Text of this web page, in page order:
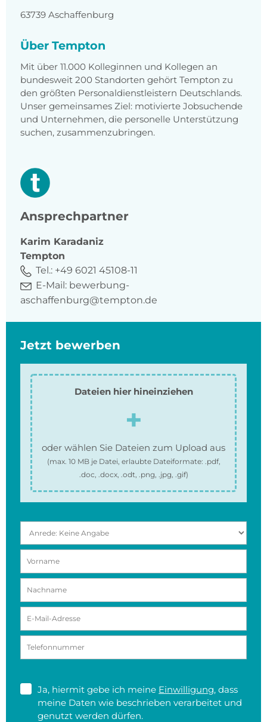
63739 Aschaffenburg
Über Tempton
Mit über 11.000 Kolleginnen und Kollegen an
bundesweit 200 Standorten gehört Tempton zu
den größten Personaldienstleistern Deutschlands.
Unser gemeinsames Ziel: motivierte Jobsuchende
und Unternehmen, die personelle Unterstützung
suchen, zusammenzubringen.
Ansprechpartner
Karim Karadaniz
Tempton
Tel.: +49 6021 45108-11
E-Mail: bewerbung-
aschaffenburg@tempton.de
Jetzt bewerben
Dateien hier hineinziehen
oder wählen Sie Dateien zum Upload aus
(max. 10 MBje Datei, erlaubte Dateiformate: .pdf,
.doc, .docx, .odt, .png, .jpg, .gif)
Ja, hiermit gebe ich meine Einwilligung, dass
meine Daten wie beschrieben verarbeitet und
genutzt werden dürfen.